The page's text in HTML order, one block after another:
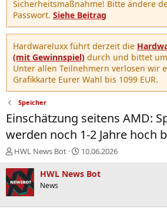
Sicherheitsmaßnahme! Bitte ändere
Passwort. Siehe Beitrag
Hardwareluxx führt derzeit die
(mit Gewinnspiel) durch und bittet
Unter allen Teilnehmern verlosen wir
Grafikkarte Eurer Wahl bis 1099 EUR.
Speicher
Einschätzung seitens AMD:
werden noch 1-2 Jahre hoch
E
s
t
e
HWL News Bot
E
s
10.06.2026
HWL News Bot
News